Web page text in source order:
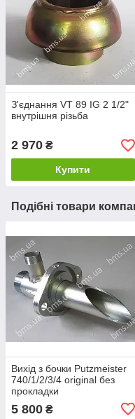
З'єднання VT 89 IG 2 1/2"
внутрішня різьба
2 970 ₴
Купити
Подібні товари
Вихід з бочки Putzmeister
740/1/2/3/4 original без
прокладки
5 800 ₴